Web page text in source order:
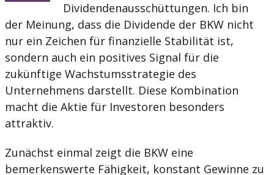
Dividendenausschüttungen. Ich bin
der Meinung, dass die Dividende der BKW nicht
nur ein Zeichen für finanzielle Stabilität ist,
sondern auch ein positives Signal für die
zukünftige Wachstumsstrategie des
Unternehmens darstellt. Diese Kombination
macht die Aktie für Investoren besonders
attraktiv.
Zunächst einmal zeigt die BKW eine
bemerkenswerte Fähigkeit, konstant Gewinne zu